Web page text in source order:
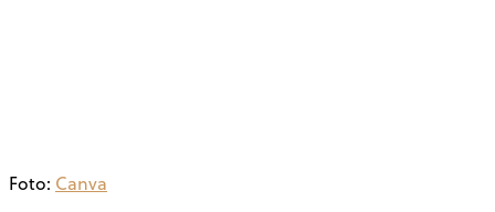
Foto: Canva